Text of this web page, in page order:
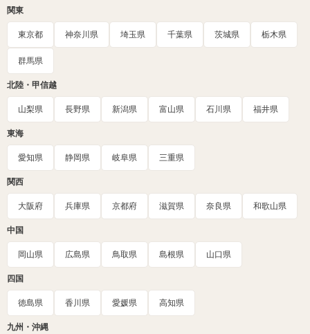
関東
東京都 神奈川県 埼玉県 千葉県 茨城県 栃木県
群馬県
北陸・甲信越
山梨県 長野県 新潟県 富山県 石川県 福井県
東海
愛知県 静岡県 岐阜県 三重県
関西
大阪府 兵庫県 京都府 滋賀県 奈良県 和歌山県
中国
岡山県 広島県 鳥取県 島根県 山口県
四国
徳島県 香川県 愛媛県 高知県
九州・沖縄